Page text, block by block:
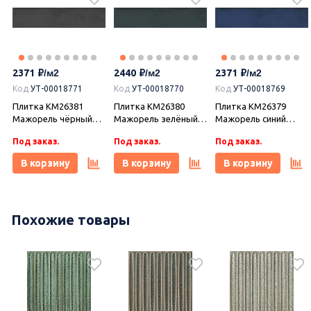
2371
Код УТ-00018771
Плитка KM26381
Мажорель чёрный
Kerama Marazzi
(Керама Марацци)
Под заказ.
В корзину
2440
Код УТ-00018770
Плитка KM26380
Мажорель зелёный
6x28,5x1, Kerama
Marazzi (Керама
Марацци)
Под заказ.
В корзину
2371
Код УТ-00018769
Плитка KM26379
Мажорель синий
6x28,5x1, Kerama
Marazzi (Керама
Марацци)
Под заказ.
В корзину
2649
Керамогранит
DD841590R Про
Догана бежевый
2726
УТ-00017374
Керамогранит
DD841190R Про
2170
Коллекция
керамогранита Про
Похожие товары